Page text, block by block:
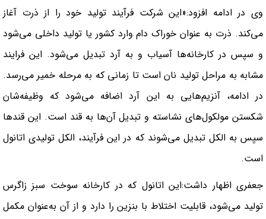
وی در ادامه افزود:«این شرکت فرآیند تولید خود را از ذرت آغاز
می‌کند. ذرت به عنوان خوراک دام وارد کشور یا تولید داخلی می‌شود
و سپس در کارخانه‌ها آسیاب و به آرد تبدیل می‌شود. این فرایند
مشابه به مراحل تولید نان است تا زمانی که به مرحله خمیر می‌رسد.
در ادامه، آنزیم‌هایی به این آرد اضافه می‌شود که وظیفه‌شان
شکستن مولکول‌های نشاسته و تبدیل آن‌ها به قند است. این قندها
سپس به الکل تبدیل می‌شوند که در این فرآیند، الکل تولیدی اتانول
است.
جعفری اظهار داشت:این اتانول که در کارخانه سوخت سبز زاگرس
تولید می‌شود، قابلیت اختلاط با بنزین را دارد و از آن به‌عنوان مکمل